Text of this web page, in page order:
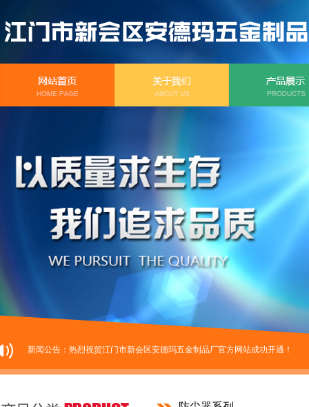
新闻公告：热烈祝贺江门市新会区安德玛五金制品厂官方网站成功开通！